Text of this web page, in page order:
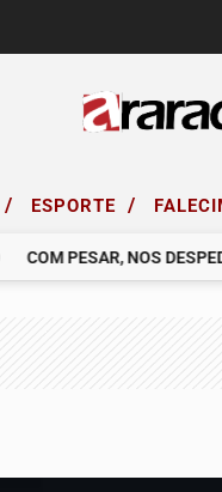
/ ESPORTE /
PESAR, NOS